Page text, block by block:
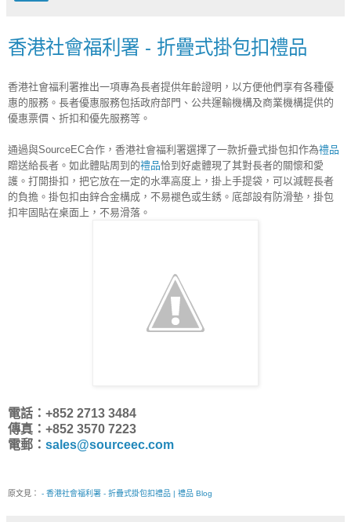
香港社會福利署 - 折疊式掛包扣禮品
香港社會福利署推出一項專為長者提供年齡證明，以方便他們享有各種優
惠的服務。長者優惠服務包括政府部門、公共運輸機構及商業機構提供的
優惠票價、折扣和優先服務等。
通過與SourceEC合作，香港社會福利署選擇了一款折疊式掛包扣作為禮品
贈送給長者。如此體貼周到的禮品恰到好處體現了其對長者的關懷和愛
護。打開掛扣，把它放在一定的水準高度上，掛上手提袋，可以減輕長者
的負擔。掛包扣由鋅合金構成，不易褪色或生銹。底部設有防滑墊，掛包
扣牢固貼在桌面上，不易滑落。
電話：+852 2713 3484
傳真：+852 3570 7223
電郵： sales@sourceec.com
原文見： - 香港社會福利署 - 折疊式掛包扣禮品 | 禮品 Blog